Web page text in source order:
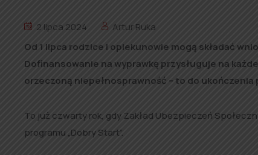
2 lipca 2024
Artur Ruka
Od 1 lipca rodzice i opiekunowie mogą składać
Dofinansowanie na wyprawkę przysługuje na
orzeczoną niepełnosprawność – to do ukończenia
To już czwarty rok, gdy Zakład Ubezpieczeń
programu „Dobry Start”.